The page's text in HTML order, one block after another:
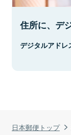
日本郵便トップ
住所に、デ
デジタルアドレ